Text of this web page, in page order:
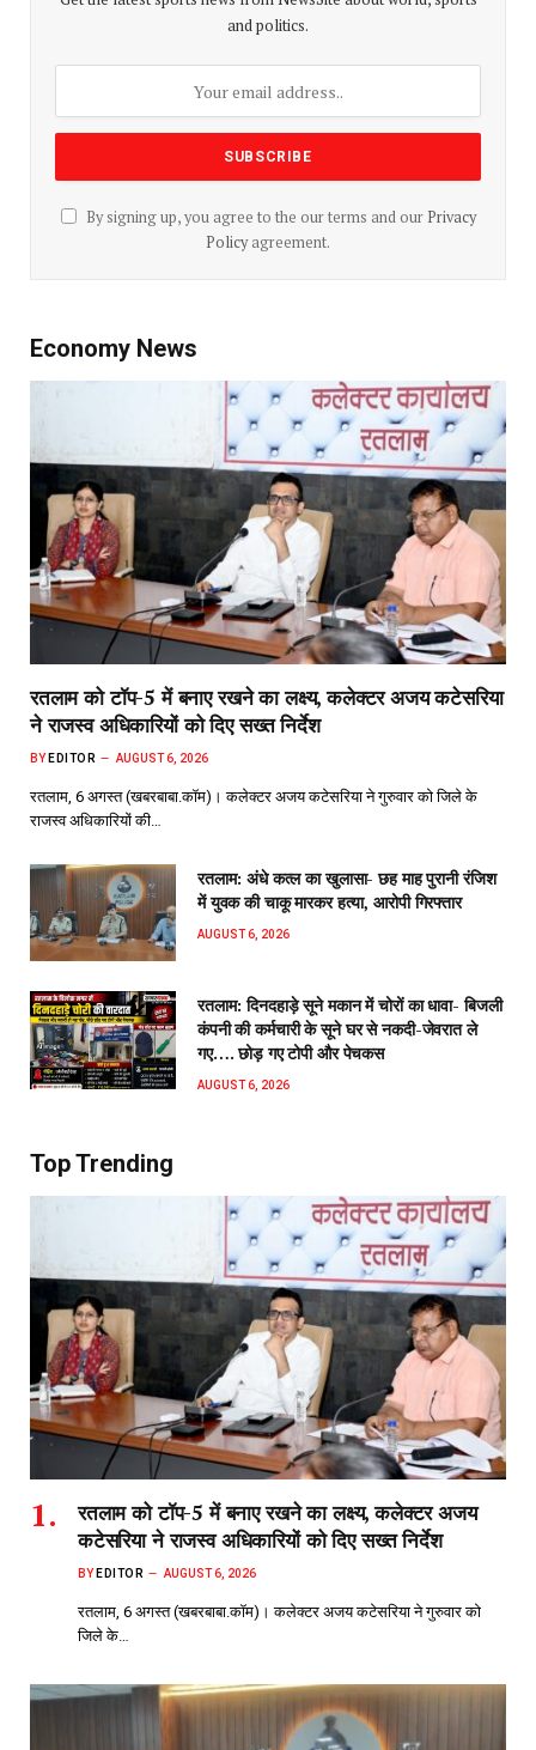
and politics.
By signing up, you agree to the our terms and our Privacy
Policyagreement.
Economy News
रतलाम को टॉप-5 में बनाए रखने का लक्ष्य, कलेक्टर अजय कटेसरिया
ने राजस्व अधिकारियों को दिए सख्त निर्देश
BY EDITOR AUGUST 6, 2026
रतलाम, 6 अगस्त (खबरबाबा.कॉम)। कलेक्टर अजय कटेसरिया ने गुरुवार को जिले के
राजस्व अधिकारियों की…
रतलाम: अंधे कत्ल का खुलासा- छह माह पुरानी रंजिश
में युवक की चाकू मारकर हत्या, आरोपी गिरफ्तार
AUGUST 6, 2026
रतलाम: दिनदहाड़े सूने मकान में चोरों का धावा- बिजली
कंपनी की कर्मचारी के सूने घर से नकदी-जेवरात ले
गए…. छोड़ गए टोपी और पेचकस
AUGUST 6, 2026
Top Trending
रतलाम को टॉप-5 में बनाए रखने का लक्ष्य, कलेक्टर अजय
कटेसरिया ने राजस्व अधिकारियों को दिए सख्त निर्देश
BY EDITOR AUGUST 6, 2026
रतलाम, 6 अगस्त (खबरबाबा.कॉम)। कलेक्टर अजय कटेसरिया ने गुरुवार को
जिले के…